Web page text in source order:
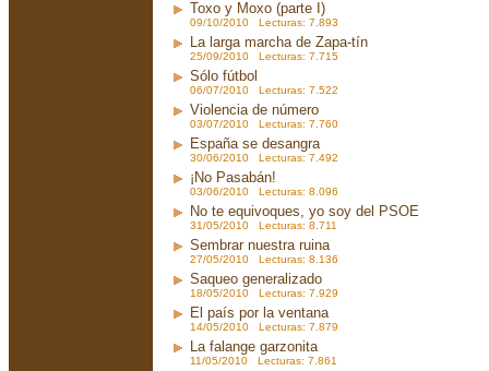
Toxo y Moxo (parte I)
09/10/2010 Lecturas: 7.893
La larga marcha de Zapa-tín
25/09/2010 Lecturas: 7.715
Sólo fútbol
06/07/2010 Lecturas: 7.522
Violencia de número
03/07/2010 Lecturas: 7.760
España se desangra
30/06/2010 Lecturas: 7.492
¡No Pasabán!
03/06/2010 Lecturas: 8.096
No te equivoques, yo soy del PSOE
31/05/2010 Lecturas: 8.711
Sembrar nuestra ruina
27/05/2010 Lecturas: 8.136
Saqueo generalizado
18/05/2010 Lecturas: 7.929
El país por la ventana
14/05/2010 Lecturas: 7.879
La falange garzonita
11/05/2010 Lecturas: 7.861